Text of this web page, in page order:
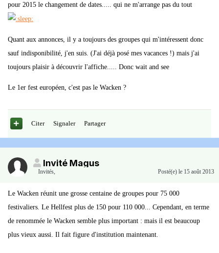
pour 2015 le changement de dates..... qui ne m'arrange pas du tout
Quant aux annonces, il y a toujours des groupes qui m'intéressent donc
sauf indisponibilité, j'en suis. (J'ai déjà posé mes vacances !) mais j'ai
toujours plaisir à découvrir l'affiche..... Donc wait and see
Le 1er fest européen, c'est pas le Wacken ?
Citer Signaler Partager
Invité Magus
Invités, Posté(e) le 15 août 2013
Le Wacken réunit une grosse centaine de groupes pour 75 000
festivaliers. Le Hellfest plus de 150 pour 110 000... Cependant, en terme
de renommée le Wacken semble plus important : mais il est beaucoup
plus vieux aussi. Il fait figure d'institution maintenant.